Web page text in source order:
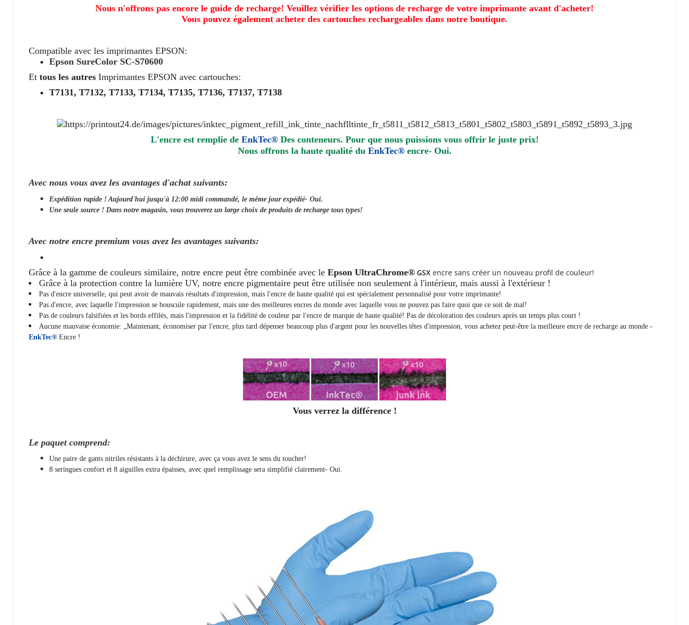
Nous n'offrons pas encore le guide de recharge! Veuillez vérifier les options de recharge de votre imprimante avant d'acheter!
Vous pouvez également acheter des cartouches rechargeables dans notre boutique.
Compatible avec les imprimantes EPSON:
Epson SureColor SC-S70600
Et tous les autres Imprimantes EPSON avec cartouches:
T7131, T7132, T7133, T7134, T7135, T7136, T7137, T7138
L'encre est remplie de EnkTec® Des conteneurs. Pour que nous puissions vous offrir le juste prix!
Nous offrons la haute qualité du EnkTec®encre- Oui.
Avec nous vous avez les avantages d'achat suivants:
Expédition rapide ! Aujourd'hui jusqu'à 12:00 midi commandé, le même jourexpédié- Oui.
Une seule source ! Dans notre magasin, vous trouverez un large choix de produits de recharge tous types!
Avec notre encre premium vous avez les avantages suivants:
Grâce à la gamme de couleurs similaire, notre encre peut être combinée avec le Epson UltraChrome® GSX encre sans créer un nouveau profil de couleur!
Grâce à la protection contre la lumière UV, notre encre pigmentaire peut être utilisée non seulement à l'intérieur, mais aussi à l'extérieur !
Pas d'encre universelle, qui peut avoir de mauvais résultats d'impression, mais l'encre de haute qualité qui est spécialement personnalisé pour votre imprimante!
Pas d'encre, avec laquelle l'impression se bouscule rapidement, mais une des meilleures encres du monde avec laquelle vous ne pouvez pas faire quoi que ce soit de mal!
Pas de couleurs falsifiées et les bords effilés, mais l'impression et la fidélité de couleur par l'encre de marque de haute qualité! Pas de décoloration des couleurs après un temps plus court !
Aucune mauvaise économie: „Maintenant, économiser par l'encre, plus tard dépenser beaucoup plus d'argent pour les nouvelles têtes d'impression, vous achetez peut-être la meilleure encre de recharge au monde -
EnkTec® Encre !
Vous verrez la différence !
Le paquet comprend:
Une paire de gants nitriles résistants à la déchirure, avec ça vous avez le sens du toucher!
8 seringues confort et 8 aiguilles extra épaisses, avec quel remplissage sera simplifié clairement- Oui.